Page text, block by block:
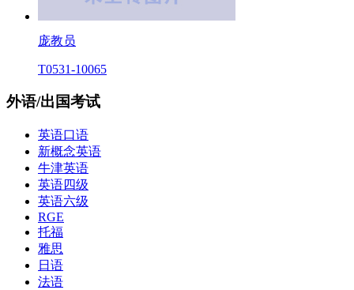
庞教员
T0531-10065
外语/出国考试
英语口语
新概念英语
牛津英语
英语四级
英语六级
RGE
托福
雅思
日语
法语